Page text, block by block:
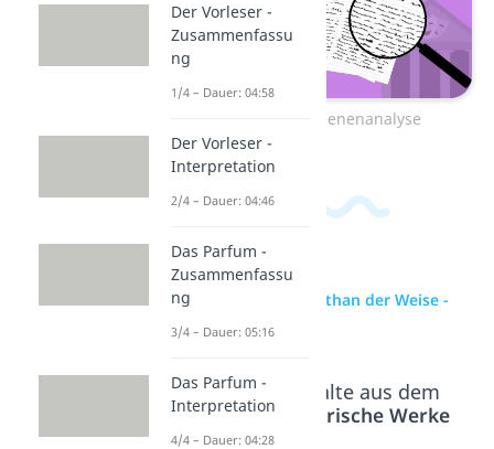
Zum Video: Szenenanalyse
zur Videoseite: Nathan der Weise -
Beliebte Inhalte aus dem
BereichLiterarische Werke
Der Vorleser -
Zusammenfassu
ng
1/4 – Dauer: 04:58
Der Vorleser -
Interpretation
2/4 – Dauer: 04:46
Das Parfum -
Zusammenfassu
ng
3/4 – Dauer: 05:16
Das Parfum -
Interpretation
4/4 – Dauer: 04:28